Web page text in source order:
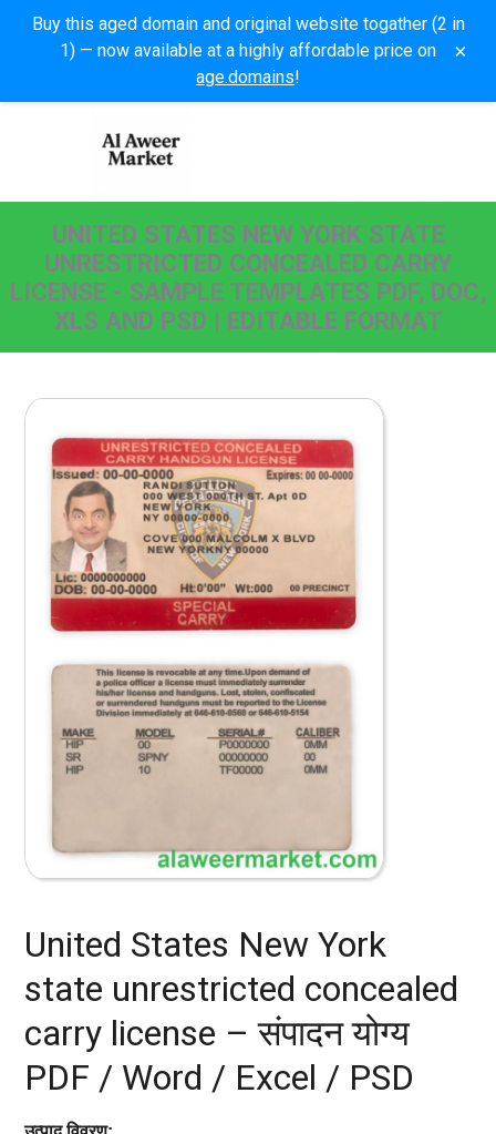
Buy this aged domain and original website togather (2 in
1) — now available at a highly affordable price on
age.domains!
×
UNITED STATES NEW YORK STATE
UNRESTRICTED CONCEALED CARRY
LICENSE - SAMPLE TEMPLATES PDF, DOC,
XLS AND PSD | EDITABLE FORMAT
United States New York
state unrestricted concealed
carry license – संपादन योग्य
PDF / Word / Excel / PSD